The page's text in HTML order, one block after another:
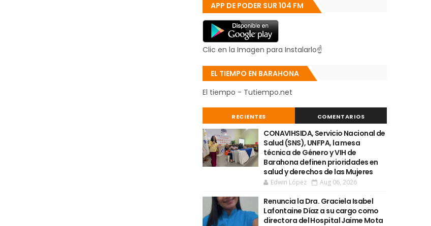
APP DE PODER SUR 104 FM
Clic en la Imagen para Instalarlo☝
EL TIEMPO EN BARAHONA
El tiempo - Tutiempo.net
RECIENTES COMENTARIOS
CONAVIHSIDA, Servicio Nacional de
Salud (SNS), UNFPA, la mesa
técnica de Género y VIH de
Barahona definen prioridades en
salud y derechos de las Mujeres
Edwin López Aug 06, 2026
Renuncia la Dra. Graciela Isabel
Lafontaine Díaz a su cargo como
directora del Hospital Jaime Mota